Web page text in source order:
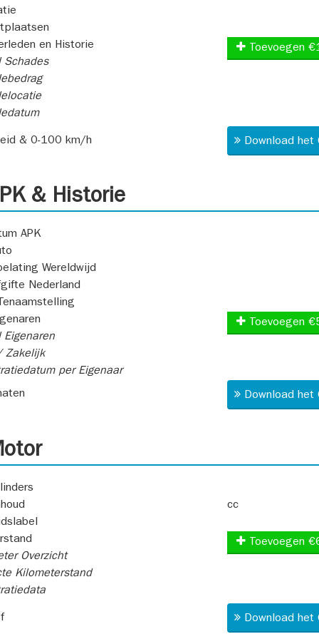
en Historie
Toevoegen
& 0-100 km/h Download
& Historie
APK
Wereldwijd
Nederland
Zakelijk
per Eigenaar
Toevoegen
Download
cc
Overzicht
Kilometerstand
Toevoegen
Download